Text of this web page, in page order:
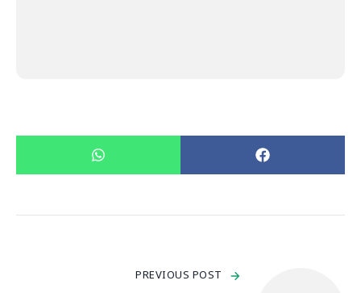
PREVIOUS POST